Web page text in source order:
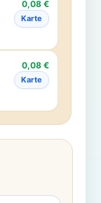
0,08 €
Karte
0,08 €
Karte